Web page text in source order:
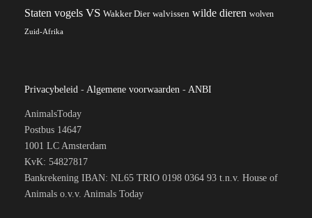
Staten vogels VS Wakker Dier walvissen wilde dieren wolven
Zuid-Afrika
Privacybeleid - Algemene voorwaarden - ANBI
AnimalsToday
Postbus 14647
1001 LC Amsterdam
KvK: 54827817
Bankrekening IBAN: NL65 TRIO 0198 0364 93 t.n.v. House of
Animals o.v.v. Animals Today